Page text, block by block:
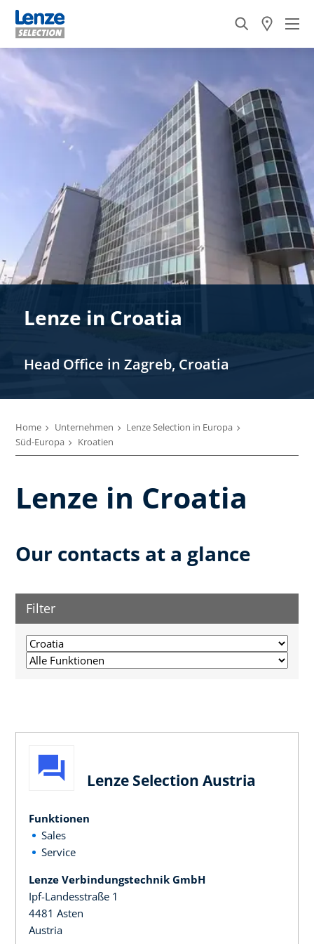
Lenze in Croatia
Head Office in Zagreb, Croatia
Home Unternehmen
Lenze Selection in Europa
Süd-Europa
Kroatien
Lenze in Croatia
Our contacts at a glance
Filter
Lenze Selection Austria
Funktionen
Sales
Service
Lenze Verbindungstechnik GmbH
Ipf-Landesstraße 1
4481 Asten
Austria